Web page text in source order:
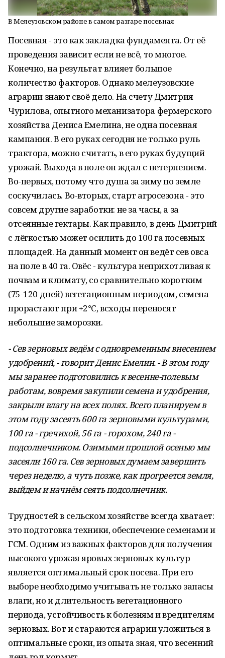
В Мелеузовском районе в самом разгаре посевная
Посевная - это как закладка фундамента. От её
проведения зависит если не всё, то многое.
Конечно, на результат влияет большое
количество факторов. Однако мелеузовские
аграрии знают своё дело. На счету Дмитрия
Чурилова, опытного механизатора фермерского
хозяйства Дениса Емелина, не одна посевная
кампания. В его руках сегодня не только руль
трактора, можно считать, в его руках будущий
урожай. Выхода в поле он ждал с нетерпением.
Во-первых, потому что душа за зиму по земле
соскучилась. Во-вторых, старт агросезона - это
совсем другие заработки: не за часы, а за
отсеянные гектары. Как правило, в день Дмитрий
с лёгкостью может осилить до 100 га посевных
площадей. На данный момент он ведёт сев овса
на поле в 40 га. Овёс - культура неприхотливая к
почвам и климату, со сравнительно коротким
(75-120 дней) вегетационным периодом, семена
прорастают при +2°С, всходы переносят
небольшие заморозки.
- Сев зерновых ведём с одновременным внесением
удобрений, - говорит Денис Емелин. - В этом году
мы заранее подготовились к весенне-полевым
работам, вовремя закупили семена и удобрения,
закрыли влагу на всех полях. Всего планируем в
этом году засеять 600 га зерновыми культурами,
100 га - гречихой, 56 га - горохом, 240 га -
подсолнечником. Озимыми прошлой осенью мы
засеяли 160 га. Сев зерновых думаем завершить
через неделю, а чуть позже, как прогреется земля,
выйдем и начнём сеять подсолнечник.
Трудностей в сельском хозяйстве всегда хватает:
это подготовка техники, обеспечение семенами и
ГСМ. Одним из важных факторов для получения
высокого урожая яровых зерновых культур
является оптимальный срок посева. При его
выборе необходимо учитывать не только запасы
влаги, но и длительность вегетационного
периода, устойчивость к болезням и вредителям
зерновых. Вот и стараются аграрии уложиться в
оптимальные сроки, из опыта зная, что весенний